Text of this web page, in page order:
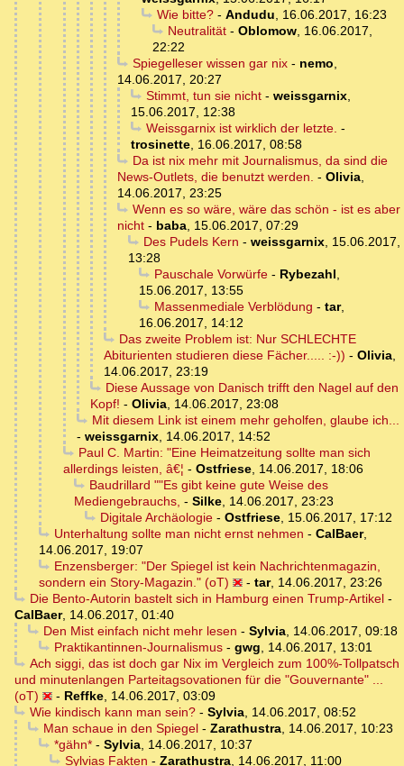
Wie bitte?- Andudu, 16.06.2017, 16:23
Neutralität- Oblomow, 16.06.2017,
22:22
Spiegelleser wissen gar nix- nemo,
14.06.2017, 20:27
Stimmt, tun sie nicht- weissgarnix,
15.06.2017, 12:38
Weissgarnix ist wirklich der letzte. -
trosinette, 16.06.2017, 08:58
Da ist nix mehr mit Journalismus, da sind die
News-Outlets, die benutzt werden. - Olivia,
14.06.2017, 23:25
Wenn es so wäre, wäre das schön - ist es aber
nicht - baba, 15.06.2017, 07:29
Des Pudels Kern - weissgarnix, 15.06.2017,
13:28
Pauschale Vorwürfe- Rybezahl,
15.06.2017, 13:55
Massenmediale Verblödung - tar,
16.06.2017, 14:12
Das zweite Problem ist: Nur SCHLECHTE
Abiturienten studieren diese Fächer..... :-)) - Olivia,
14.06.2017, 23:19
Diese Aussage von Danisch trifft den Nagel auf den
Kopf! - Olivia, 14.06.2017, 23:08
Mit diesem Link ist einem mehr geholfen, glaube ich...
- weissgarnix, 14.06.2017, 14:52
Paul C. Martin: "Eine Heimatzeitung sollte man sich
allerdings leisten, â€¦ - Ostfriese, 14.06.2017, 18:06
Baudrillard ""Es gibt keine gute Weise des
Mediengebrauchs, - Silke, 14.06.2017, 23:23
Digitale Archäologie- Ostfriese, 15.06.2017, 17:12
Unterhaltung sollte man nicht ernst nehmen - CalBaer,
14.06.2017, 19:07
Enzensberger: "Der Spiegel ist kein Nachrichtenmagazin,
sondern ein Story-Magazin." (oT)
- tar, 14.06.2017, 23:26
Die Bento-Autorin bastelt sich in Hamburg einen Trump-Artikel-
CalBaer, 14.06.2017, 01:40
Den Mist einfach nicht mehr lesen - Sylvia, 14.06.2017, 09:18
Praktikantinnen-Journalismus- gwg, 14.06.2017, 13:01
Ach siggi, das ist doch gar Nix im Vergleich zum 100%-Tollpatsch
und minutenlangen Parteitagsovationen für die "Gouvernante" ...
(oT)
- Reffke, 14.06.2017, 03:09
Wie kindisch kann man sein?- Sylvia, 14.06.2017, 08:52
Man schaue in den Spiegel- Zarathustra, 14.06.2017, 10:23
*gähn*- Sylvia, 14.06.2017, 10:37
Sylvias Fakten - Zarathustra, 14.06.2017, 11:00